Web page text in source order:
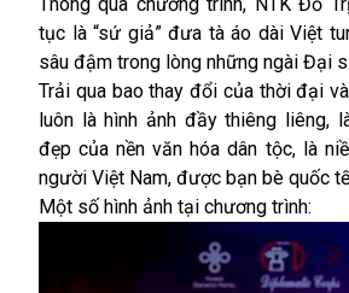
tục là “sứ giả” đưa tà áo dài Việt
sâu đậm trong lòng những ngài Đại
Trải qua bao thay đổi của thời đại
luôn là hình ảnh đầy thiêng liêng,
đẹp của nền văn hóa dân tộc, là
người Việt Nam, được bạn bè quốc
Một số hình ảnh tại chương trình: